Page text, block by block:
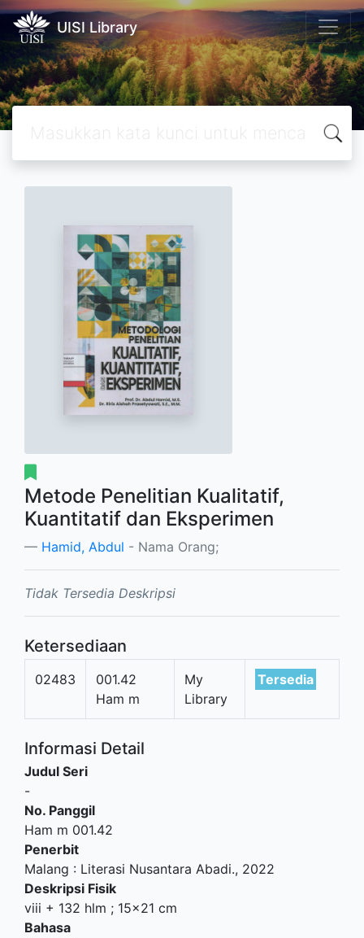
UISI Library
Metode Penelitian Kualitatif,
Kuantitatif dan Eksperimen
Hamid, Abdul - Nama Orang;
Tidak Tersedia Deskripsi
Ketersediaan
02483
001.42
Ham m
My
Library
Tersedia
Informasi Detail
Judul Seri
-
No. Panggil
Ham m 001.42
Penerbit
Malang : Literasi Nusantara Abadi., 2022
Deskripsi Fisik
viii + 132 hlm ; 15x21 cm
Bahasa